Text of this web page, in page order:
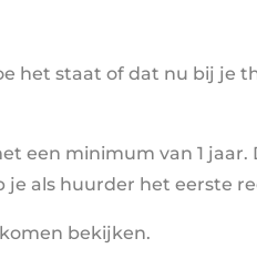
het staat of dat nu bij je
een minimum van 1 jaar.
als huurder het eerste
bekijken.